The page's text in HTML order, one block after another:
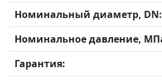
Номинальный диаметр, DN:
Номинальное давление,
Гарантия: